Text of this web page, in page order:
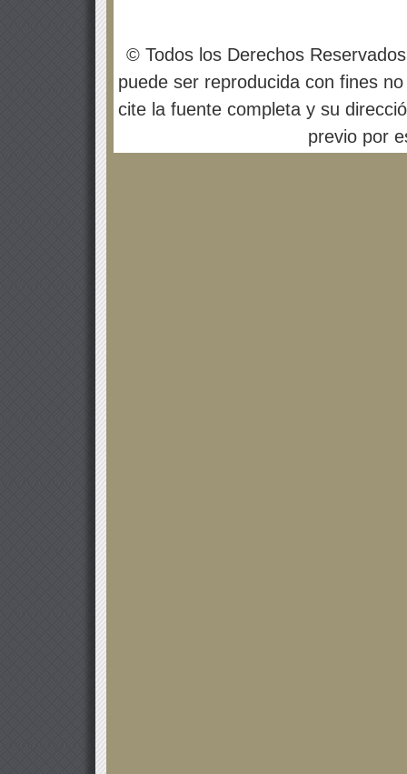
© Todos los Derechos
puede ser reproducida con fines
cite la fuente completa y su
previo por